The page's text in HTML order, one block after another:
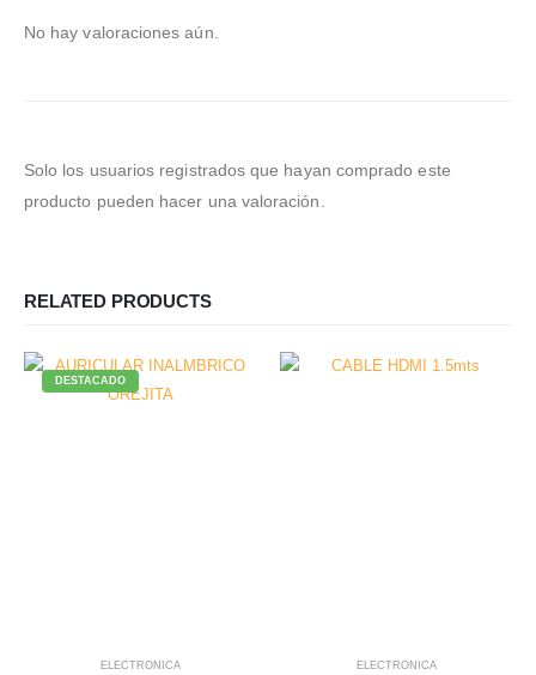
No hay valoraciones aún.
Solo los usuarios registrados que hayan comprado este
producto pueden hacer una valoración.
RELATED PRODUCTS
DESTACADO
ELECTRONICA ELECTRONICA